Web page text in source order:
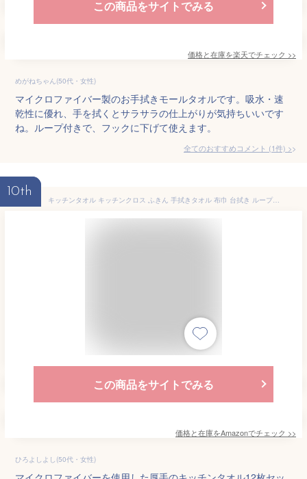
この商品をサイトでみる
価格と在庫を楽天でチェック >>
めがねちゃん(50代・女性)
マイクロファイバー製のお手拭きモールタオルです。吸水・速
乾性に優れ、手を拭くとサラサラの仕上がりが気持ちいいです
ね。ループ付きで、フックに下げて使えます。
全てのおすすめコメント (1件) >
10th
キッチンタオル キッチンクロス ふきん 手拭きタオル 布巾 台拭き ループ付き 食器拭き マイクロファイバー 厚手生地 吸水 速乾 30x30cm 防臭 衛生 抗菌 12枚セット
この商品をサイトでみる
価格と在庫をAmazonでチェック >>
ひろよしよし(50代・女性)